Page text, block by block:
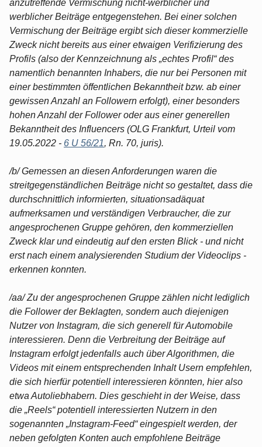
anzutreffende Vermischung nicht-werblicher und
werblicher Beiträge entgegenstehen. Bei einer solchen
Vermischung der Beiträge ergibt sich dieser kommerzielle
Zweck nicht bereits aus einer etwaigen Verifizierung des
Profils (also der Kennzeichnung als „echtes Profil“ des
namentlich benannten Inhabers, die nur bei Personen mit
einer bestimmten öffentlichen Bekanntheit bzw. ab einer
gewissen Anzahl an Followern erfolgt), einer besonders
hohen Anzahl der Follower oder aus einer generellen
Bekanntheit des Influencers (OLG Frankfurt, Urteil vom
19.05.2022 - 6 U 56/21, Rn. 70, juris).
/b/ Gemessen an diesen Anforderungen waren die
streitgegenständlichen Beiträge nicht so gestaltet, dass die
durchschnittlich informierten, situationsadäquat
aufmerksamen und verständigen Verbraucher, die zur
angesprochenen Gruppe gehören, den kommerziellen
Zweck klar und eindeutig auf den ersten Blick - und nicht
erst nach einem analysierenden Studium der Videoclips -
erkennen konnten.
/aa/ Zu der angesprochenen Gruppe zählen nicht lediglich
die Follower der Beklagten, sondern auch diejenigen
Nutzer von Instagram, die sich generell für Automobile
interessieren. Denn die Verbreitung der Beiträge auf
Instagram erfolgt jedenfalls auch über Algorithmen, die
Videos mit einem entsprechenden Inhalt Usern empfehlen,
die sich hierfür potentiell interessieren könnten, hier also
etwa Autoliebhabern. Dies geschieht in der Weise, dass
die „Reels“ potentiell interessierten Nutzern in den
sogenannten „Instagram-Feed“ eingespielt werden, der
neben gefolgten Konten auch empfohlene Beiträge